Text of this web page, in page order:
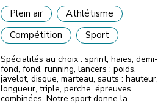
Plein air
Athlétisme
Compétition
Sport
Spécialités au choix : sprint, haies, demi-
fond, fond, running, lancers : poids,
javelot, disque, marteau, sauts : hauteur,
longueur, triple, perche, épreuves
combinées. Notre sport donne la